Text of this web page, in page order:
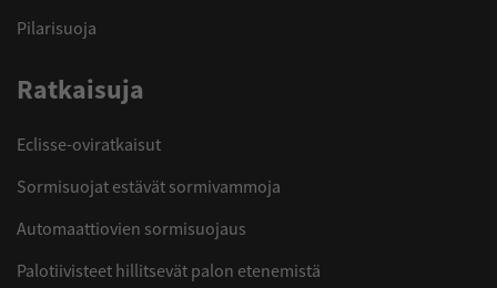
Pilarisuoja
Ratkaisuja
Eclisse-oviratkaisut
Sormisuojat estävät sormivammoja
Automaattiovien sormisuojaus
Palotiivisteet hillitsevät palon etenemistä